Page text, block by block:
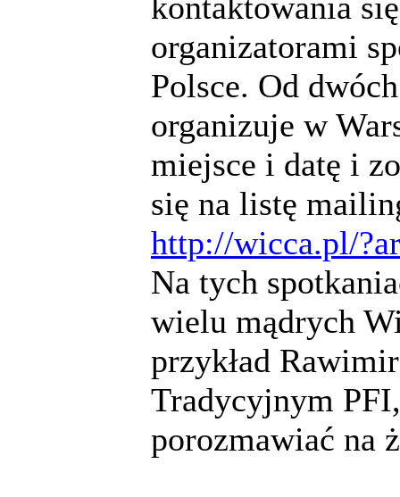
organizatorami
Polsce. Od
organizuje w
miejsce i datę i
się na listę
http://wicca.pl/
Na tych
wielu mądrych
przykład
Tradycyjnym
porozmawiać na